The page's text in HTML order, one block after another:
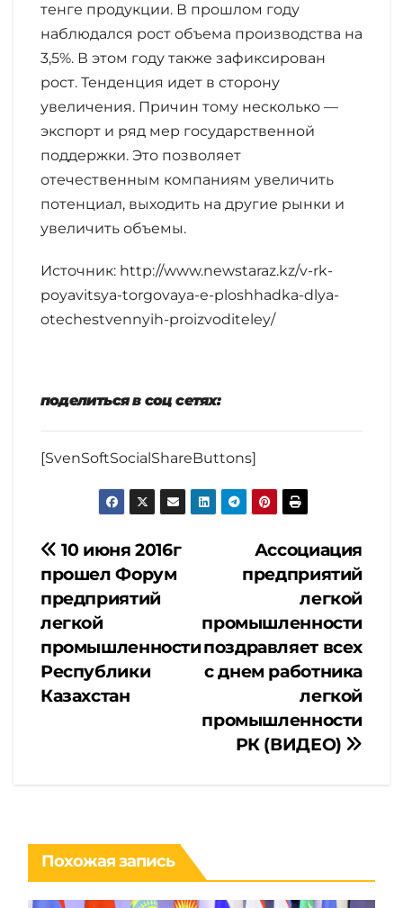
тенге продукции. В прошлом году
наблюдался рост объема производства на
3,5%. В этом году также зафиксирован
рост. Тенденция идет в сторону
увеличения. Причин тому несколько —
экспорт и ряд мер государственной
поддержки. Это позволяет
отечественным компаниям увеличить
потенциал, выходить на другие рынки и
увеличить объемы.
Источник: http://www.newstaraz.kz/v-rk-
poyavitsya-torgovaya-e-ploshhadka-dlya-
otechestvennyih-proizvoditeley/
поделиться в соц сетях:
[SvenSoftSocialShareButtons]
Навигация
по
записям
Ассоциация
предприятий
легкой
промышленности
поздравляет всех
с днем работника
легкой
промышленности
РК (ВИДЕО)
10 июня 2016г
прошел Форум
предприятий
легкой
промышленности
Республики
Казахстан
Похожая запись